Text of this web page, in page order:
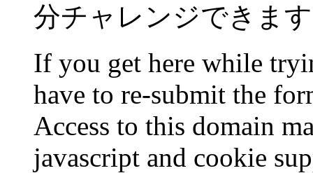
分チャレンジできま
If you get here while
have to re-submit the
Access to this domain
javascript and cookie